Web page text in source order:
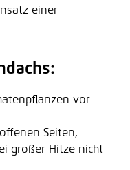
einer
vor
Seiten,
großer Hitze nicht